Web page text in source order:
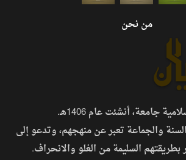
من نحن
جامعة، أنشئت عام 1406هـ.
والجماعة تعبر عن منهجهم، وتدعو إلى
السليمة من الغلو والانحراف.